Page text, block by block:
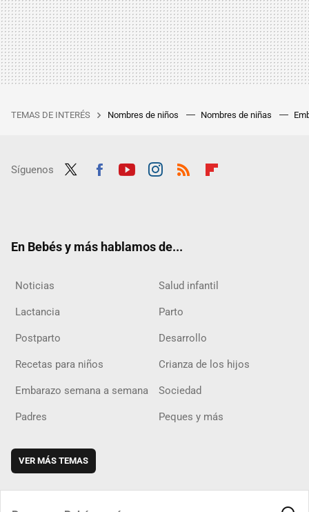
TEMAS DE INTERÉS Nombres de niños Nombres de niñas
Síguenos
En Bebés y más hablamos de...
Noticias Salud infantil
Lactancia Parto
Postparto Desarrollo
Recetas para niños Crianza de los hijos
Embarazo semana a semana Sociedad
Padres Peques y más
VER MÁS TEMAS